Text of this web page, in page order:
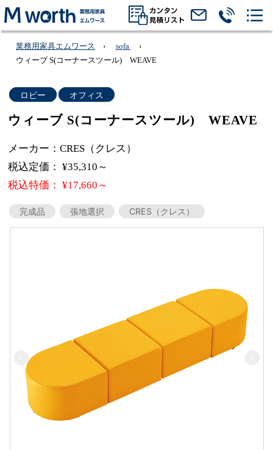
業務用家具エムワース
sofa
ウィーブ S(コーナースツール) WEAVE
ロビー オフィス
ウィーブ S(コーナースツール) WEAVE
メーカー：CRES（クレス）
税込定価： ¥35,310～
税込特価： ¥17,660～
完成品 張地選択 CRES（クレス）